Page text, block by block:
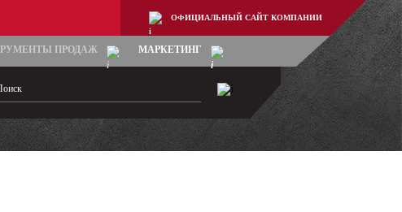
ОФИЦИАЛЬНЫЙ САЙТ КОМПАНИИ
ПРОДАЖ МАРКЕТИНГ